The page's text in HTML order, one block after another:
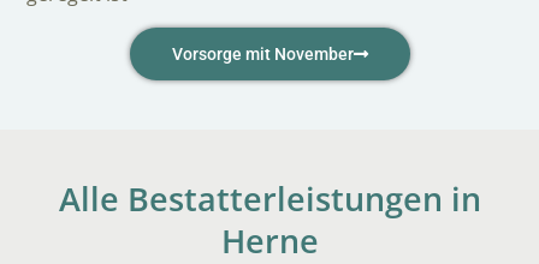
Vorsorge mit November
Alle Bestatterleistungen in
Herne